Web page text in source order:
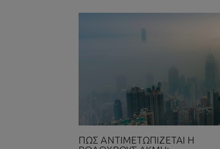
ΠΏΣ ΑΝΤΙΜΕΤΩΠΊΖΕΤΑΙ Η